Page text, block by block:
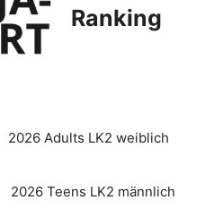
Ranking
2026 Adults LK2 weiblich
2026 Teens LK2 männlich